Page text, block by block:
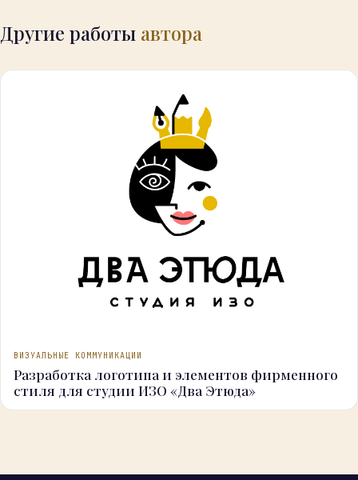
Другие работы автора
ВИЗУАЛЬНЫЕ КОММУНИКАЦИИ
Разработка логотипа и элементов фирменного
стиля для студии ИЗО «Два Этюда»